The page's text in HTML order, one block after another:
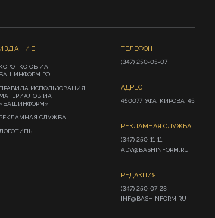
ИЗДАНИЕ
КОРОТКО ОБ ИА
БАШИНФОРМ.РФ
ПРАВИЛА ИСПОЛЬЗОВАНИЯ
МАТЕРИАЛОВ ИА
«БАШИНФОРМ»
РЕКЛАМНАЯ СЛУЖБА
ЛОГОТИПЫ
ТЕЛЕФОН
(347) 250-05-07
АДРЕС
450077, УФА, КИРОВА, 45
РЕКЛАМНАЯ СЛУЖБА
(347) 250-11-11
ADV@BASHINFORM.RU
РЕДАКЦИЯ
(347) 250-07-28
INF@BASHINFORM.RU